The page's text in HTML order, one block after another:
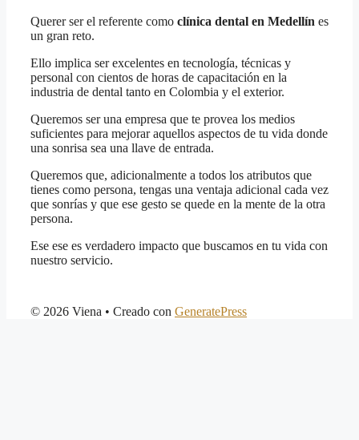
Querer ser el referente como clínica dental en Medellín es
un gran reto.
Ello implica ser excelentes en tecnología, técnicas y
personal con cientos de horas de capacitación en la
industria de dental tanto en Colombia y el exterior.
Queremos ser una empresa que te provea los medios
suficientes para mejorar aquellos aspectos de tu vida donde
una sonrisa sea una llave de entrada.
Queremos que, adicionalmente a todos los atributos que
tienes como persona, tengas una ventaja adicional cada vez
que sonrías y que ese gesto se quede en la mente de la otra
persona.
Ese ese es verdadero impacto que buscamos en tu vida con
nuestro servicio.
© 2026 Viena • Creado con GeneratePress